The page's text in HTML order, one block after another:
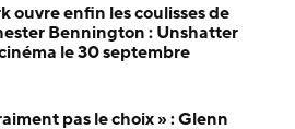
ouvre enfin les coulisses de
Bennington : Unshatter
le 30 septembre
pas le choix » : Glenn